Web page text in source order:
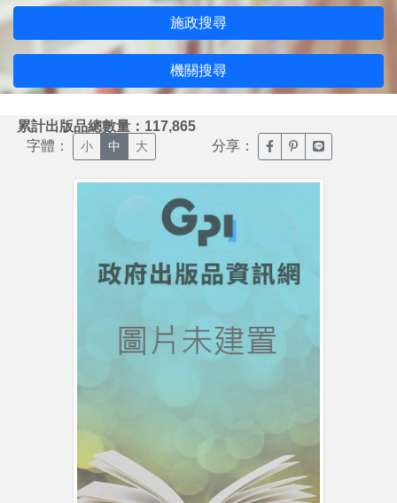
施政搜尋
機關搜尋
累計出版品總數量：117,865
字體： 小 中 大 分享： 臉書分享(另開新視窗)
噗浪分享(另開新
Line分享(另